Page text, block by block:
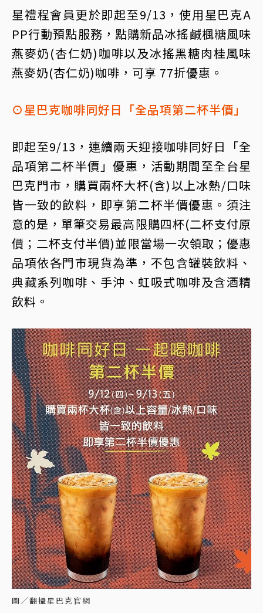
星禮程會員更於即起至9/13，使用星巴克A
PP行動預點服務，點購新品冰搖鹹楓糖風味
燕麥奶(杏仁奶)咖啡以及冰搖黑糖肉桂風味
燕麥奶(杏仁奶)咖啡，可享 77折優惠。
⊙星巴克咖啡同好日「全品項第二杯半價」
即起至9/13，連續兩天迎接咖啡同好日「全
品項第二杯半價」優惠，活動期間至全台星
巴克門市，購買兩杯大杯(含)以上冰熱/口味
皆一致的飲料，即享第二杯半價優惠。須注
意的是，單筆交易最高限購四杯(二杯支付原
價；二杯支付半價)並限當場一次領取；優惠
品項依各門市現貨為準，不包含罐裝飲料、
典藏系列咖啡、手沖、虹吸式咖啡及含酒精
飲料。
圖／翻攝星巴克官網